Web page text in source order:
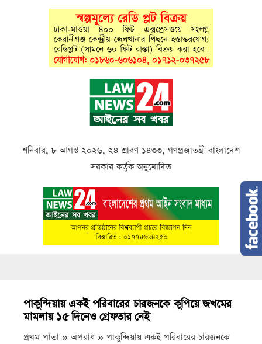
শনিবার, ৮ আগস্ট ২০২৬, ২৪ শ্রাবণ ১৪৩৩, গণপ্রজাতন্ত্রী বাংলাদেশ
সরকার কর্তৃক অনুমোদিত
পাকুন্দিয়ায় একই পরিবারের চারজনকে কুপিয়ে জখমের
মামলায় ১৫ দিনেও গ্রেফতার নেই
প্রথম পাতা » অপরাধ » পাকুন্দিয়ায় একই পরিবারের চারজনকে